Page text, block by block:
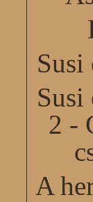
Susi
Susi
2 -
A